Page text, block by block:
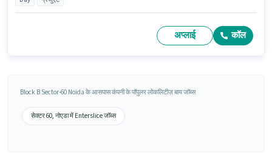
अप्लाई कॉल
Block B Sector-60 Noida के आसपास कंपनी के पॉपुलर लोकलिटीज़ बाय जॉब्स
सेक्टर 60, नोएडा में Enterslice जॉब्स